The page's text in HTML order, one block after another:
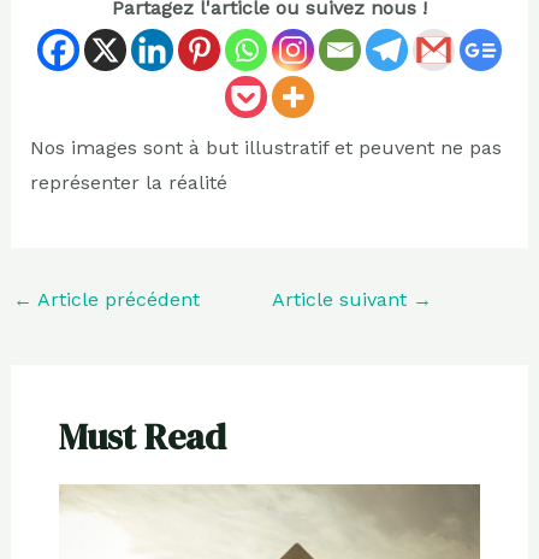
Partagez l'article ou suivez nous !
Nos images sont à but illustratif et peuvent ne pas
représenter la réalité
← Article précédent Article suivant →
Must Read